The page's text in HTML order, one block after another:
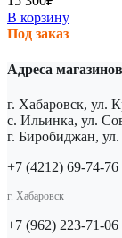
В корзину
Под заказ
Адреса магазинов
г. Хабаровск, ул.
с. Ильинка, ул.
г. Биробиджан,
+7 (4212) 69-74-76
г. Хабаровск
+7 (962) 223-71-06